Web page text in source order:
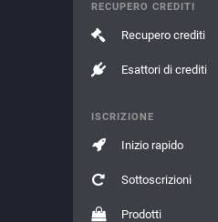
RECUPERO CREDITI
Recupero crediti
Esattori di crediti
ISCRIZIONE
Inizio rapido
Sottoscrizioni
Prodotti